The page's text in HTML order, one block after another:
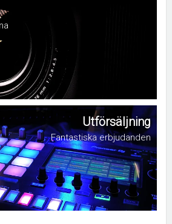
Utförsäljning
Fantastiska erbjudanden